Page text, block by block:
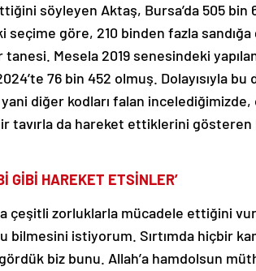
söyleyen Aktaş, Bursa’da 505 bin
seçime göre, 210 binden fazla
Mesela 2019 senesindeki
76 bin 452 olmuş. Dolayısıyla bu
diğer kodları falan
tavırla da hareket ettiklerini gösteren
GİBİ HAREKET ETSİNLER’
çeşitli zorluklarla mücadele ettiğini
bilmesini istiyorum. Sırtımda hiçbir
biz bunu. Allah’a hamdolsun